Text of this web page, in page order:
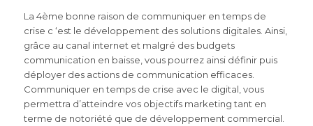
La 4ème bonne raison de communiquer en temps de
crise c ‘est le développement des solutions digitales. Ainsi,
grâce au canal internet et malgré des budgets
communication en baisse, vous pourrez ainsi définir puis
déployer des actions de communication efficaces.
Communiquer en temps de crise avec le digital, vous
permettra d’atteindre vos objectifs marketing tant en
terme de notoriété que de développement commercial.